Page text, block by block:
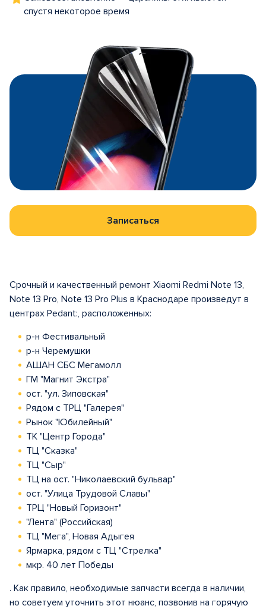
спустя некоторое время
Записаться
Срочный и качественный ремонт Xiaomi Redmi Note 13,
Note 13 Pro, Note 13 Pro Plus в Краснодаре произведут в
центрах Pedant:, расположенных:
р-н Фестивальный
р-н Черемушки
АШАН СБС Мегамолл
ГМ "Магнит Экстра"
ост. "ул. Зиповская"
Рядом с ТРЦ "Галерея"
Рынок "Юбилейный"
ТК "Центр Города"
ТЦ "Сказка"
ТЦ "Сыр"
ТЦ на ост. "Николаевский бульвар"
ост. "Улица Трудовой Славы"
ТРЦ "Новый Горизонт"
"Лента" (Российская)
ТЦ "Мега", Новая Адыгея
Ярмарка, рядом с ТЦ "Стрелка"
мкр. 40 лет Победы
. Как правило, необходимые запчасти всегда в наличии,
но советуем уточнить этот нюанс, позвонив на горячую